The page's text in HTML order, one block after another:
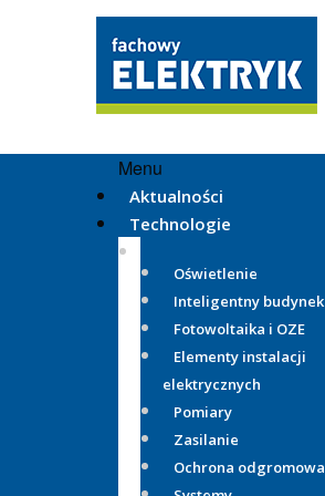
Menu
Aktualności
Technologie
Oświetlenie
Inteligentny budynek
Fotowoltaika i OZE
Elementy instalacji
elektrycznych
Pomiary
Zasilanie
Ochrona odgromowa